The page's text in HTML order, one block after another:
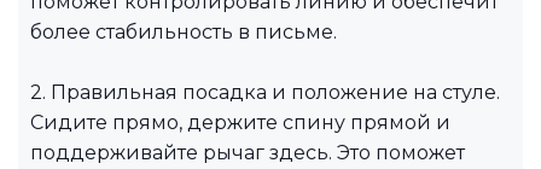
более стабильность в письме.
2. Правильная посадка и положение на стуле.
Сидите прямо, держите спину прямой и
поддерживайте рычаг здесь. Это поможет